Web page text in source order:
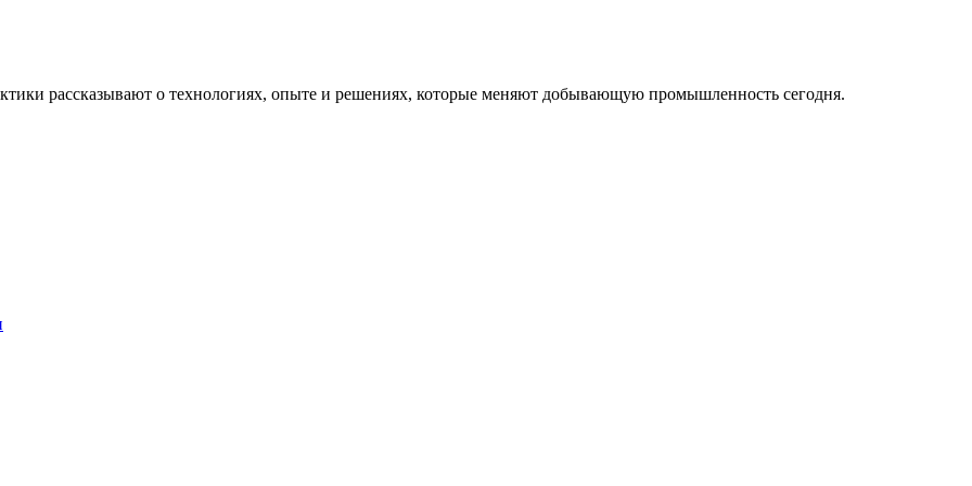
рассказывают о технологиях, опыте и решениях, которые меняют добывающую промышленность сегодня.